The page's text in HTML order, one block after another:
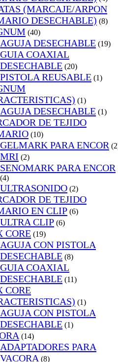
(MARCAJE/ARPON
DESECHABLE) (8)
(40)
AGUJA DESECHABLE (19)
GUIA COAXIAL
DESECHABLE (20)
PISTOLA REUSABLE (1)
(1)
AGUJA DESECHABLE (1)
DE TEJIDO
(10)
GELMARK PARA ENCOR
MRI (2)
SENOMARK PARA ENCOR
(4)
ULTRASONIDO (2)
DE TEJIDO
EN CLIP (6)
ULTRA CLIP (6)
CORE (19)
AGUJA CON PISTOLA
DESECHABLE (8)
GUIA COAXIAL
DESECHABLE (11)
CORE
(1)
AGUJA CON PISTOLA
DESECHABLE (1)
(14)
ADAPTADORES PARA
VACORA (8)